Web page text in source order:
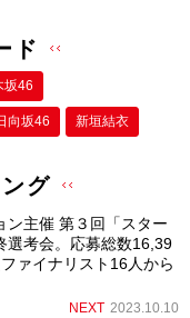
ド
坂46
向坂46 新垣結衣
グ
ン主催 第３回「スター
考会。応募総数16,39
ァイナリスト16人から
NEXT 2023.10.10